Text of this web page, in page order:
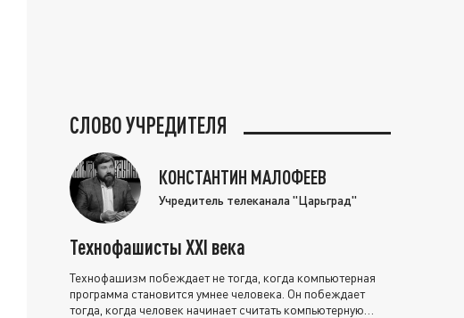
СЛОВО УЧРЕДИТЕЛЯ
КОНСТАНТИН МАЛОФЕЕВ
Учредитель телеканала "Царьград"
Технофашисты XXI века
Технофашизм побеждает не тогда, когда компьютерная
программа становится умнее человека. Он побеждает
тогда, когда человек начинает считать компьютерную